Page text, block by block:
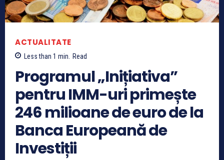
ACTUALITATE
Less than 1 min. Read
Programul „Inițiativa”
pentru IMM-uri primește
246 milioane de euro de la
Banca Europeană de
Investiții